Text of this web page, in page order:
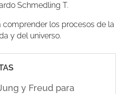
Schmedling T.
comprender los procesos de la
y del universo.
y Freud para